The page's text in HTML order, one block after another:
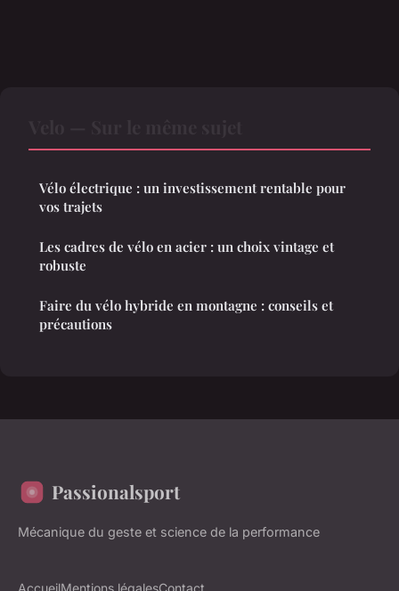
Vélo électrique : un investissement rentable pour
vos trajets
Les cadres de vélo en acier : un choix vintage et
robuste
Faire du vélo hybride en montagne : conseils et
précautions
Passionalsport
Mécanique du geste et science de la performance